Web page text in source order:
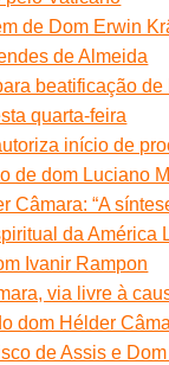
de Dom Erwin
de Almeida
beatificação
quarta-feira
início de
de dom Luciano
Câmara: “A
da América
Ivanir Rampon
via livre à
dom Hélder
de Assis e